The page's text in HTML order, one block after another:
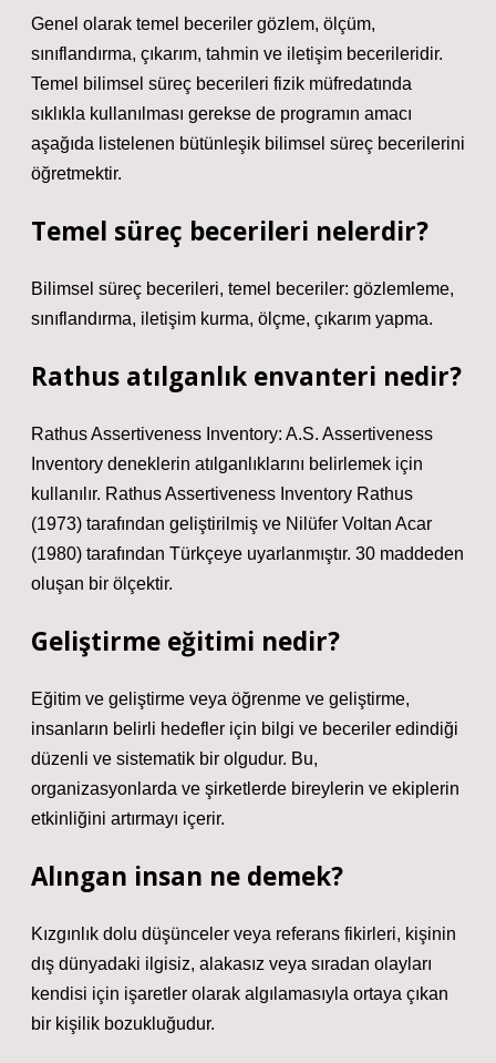
Genel olarak temel beceriler gözlem, ölçüm,
sınıflandırma, çıkarım, tahmin ve iletişim becerileridir.
Temel bilimsel süreç becerileri fizik müfredatında
sıklıkla kullanılması gerekse de programın amacı
aşağıda listelenen bütünleşik bilimsel süreç becerilerini
öğretmektir.
Temel süreç becerileri nelerdir?
Bilimsel süreç becerileri, temel beceriler: gözlemleme,
sınıflandırma, iletişim kurma, ölçme, çıkarım yapma.
Rathus atılganlık envanteri nedir?
Rathus Assertiveness Inventory: A.S. Assertiveness
Inventory deneklerin atılganlıklarını belirlemek için
kullanılır. Rathus Assertiveness Inventory Rathus
(1973) tarafından geliştirilmiş ve Nilüfer Voltan Acar
(1980) tarafından Türkçeye uyarlanmıştır. 30 maddeden
oluşan bir ölçektir.
Geliştirme eğitimi nedir?
Eğitim ve geliştirme veya öğrenme ve geliştirme,
insanların belirli hedefler için bilgi ve beceriler edindiği
düzenli ve sistematik bir olgudur. Bu,
organizasyonlarda ve şirketlerde bireylerin ve ekiplerin
etkinliğini artırmayı içerir.
Alıngan insan ne demek?
Kızgınlık dolu düşünceler veya referans fikirleri, kişinin
dış dünyadaki ilgisiz, alakasız veya sıradan olayları
kendisi için işaretler olarak algılamasıyla ortaya çıkan
bir kişilik bozukluğudur.